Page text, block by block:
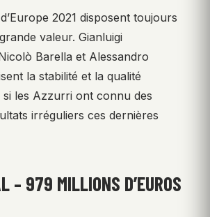
2021 disposent toujours
valeur. Gianluigi
Barella et Alessandro
la stabilité et la qualité
si les Azzurri ont connu des
irréguliers ces dernières
– 979 MILLIONS D’EUROS